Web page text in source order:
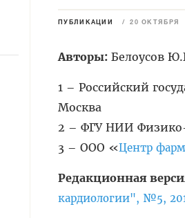
ПУБЛИКАЦИИ / 20 ОКТЯБРЯ
Авторы: Белоусов
1 – Российский
Москва
2 – ФГУ НИИ
3 – ООО «Центр
Редакционная
кардиологии", №5,